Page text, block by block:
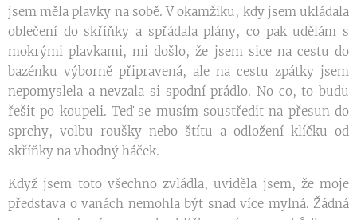
jsem měla plavky na sobě. V okamžiku, kdy jsem ukládala
oblečení do skříňky a spřádala plány, co pak udělám s
mokrými plavkami, mi došlo, že jsem sice na cestu do
bazénku výborně připravená, ale na cestu zpátky jsem
nepomyslela a nevzala si spodní prádlo. No co, to budu
řešit po koupeli. Teď se musím soustředit na přesun do
sprchy, volbu roušky nebo štítu a odložení klíčku od
skříňky na vhodný háček.
Když jsem toto všechno zvládla, uviděla jsem, že moje
představa o vanách nemohla být snad více mylná. Žádná